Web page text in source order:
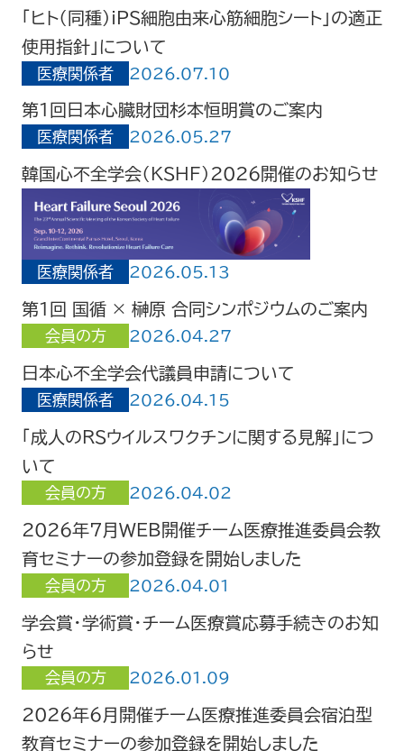
「ヒト（同種）iPS細胞由来心筋細胞シート」の適正
使用指針」について
医療関係者 2026.07.10
第1回日本心臓財団杉本恒明賞のご案内
医療関係者 2026.05.27
韓国心不全学会（KSHF）2026開催のお知らせ
医療関係者 2026.05.13
第1回 国循 × 榊原 合同シンポジウムのご案内
会員の方 2026.04.27
日本心不全学会代議員申請について
医療関係者 2026.04.15
「成人のRSウイルスワクチンに関する見解」につ
いて
会員の方 2026.04.02
2026年7月WEB開催チーム医療推進委員会教
育セミナーの参加登録を開始しました
会員の方 2026.04.01
学会賞・学術賞・チーム医療賞応募手続きのお知
らせ
会員の方 2026.01.09
2026年6月開催チーム医療推進委員会宿泊型
教育セミナーの参加登録を開始しました